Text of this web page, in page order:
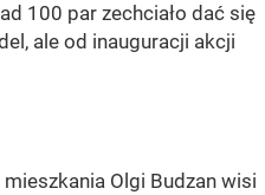
100 par zechciało dać się
ale od inauguracji akcji
Olgi Budzan wisi